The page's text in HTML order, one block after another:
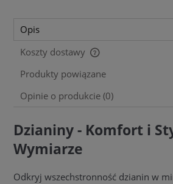
Opis
Koszty dostawy
Cena nie zawiera ewentualnych kosztów
Produkty powiązane
Opinie o produkcie (0)
Dzianiny - Komfort i
Wymiarze
Odkryj wszechstronność dzianin w